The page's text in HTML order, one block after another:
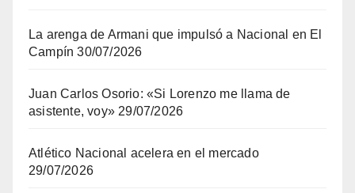
La arenga de Armani que impulsó a Nacional en El
Campín 30/07/2026
Juan Carlos Osorio: «Si Lorenzo me llama de
asistente, voy» 29/07/2026
Atlético Nacional acelera en el mercado
29/07/2026